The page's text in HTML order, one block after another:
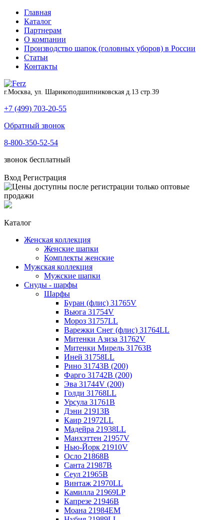
Главная
Каталог
Партнерам
О компании
Производство шапок (головных уборов) в России
Статьи
Контакты
г.Москва, ул. Шарикоподшипниковская д.13 стр.39
+7 (499) 703-20-55
Обратный звонок
8-800-350-52-54
звонок бесплатный
Вход Регистрация
Каталог
Женская коллекция
Женские шапки
Комплекты женские
Мужская коллекция
Мужские шапки
Снуды - шарфы
Шарфы
Буран (флис) 31765V
Вьюга 31754V
Мороз 31757LL
Варежки Снег (флис) 31764LL
Митенки Азиза 31762V
Митенки Мирель 31763B
Иней 31758LL
Рино 31743B (200)
Фарго 31742B (200)
Эва 31744V (200)
Голди 31768LL
Урсула 31761B
Дэни 21913B
Каир 21972LL
Мадейра 21938LL
Манхэттен 21957V
Нью-Йорк 21910V
Осло 21868B
Санта 21987B
Сеул 21965B
Винтаж 21970LL
Камилла 21969LP
Капрезе 21946B
Моана 21984EM